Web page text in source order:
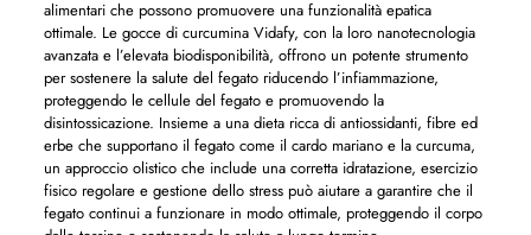
alimentari che possono promuovere una funzionalità epatica
ottimale. Le gocce di curcumina Vidafy, con la loro nanotecnologia
avanzata e l’elevata biodisponibilità, offrono un potente strumento
per sostenere la salute del fegato riducendo l’infiammazione,
proteggendo le cellule del fegato e promuovendo la
disintossicazione. Insieme a una dieta ricca di antiossidanti, fibre ed
erbe che supportano il fegato come il cardo mariano e la curcuma,
un approccio olistico che include una corretta idratazione, esercizio
fisico regolare e gestione dello stress può aiutare a garantire che il
fegato continui a funzionare in modo ottimale, proteggendo il corpo